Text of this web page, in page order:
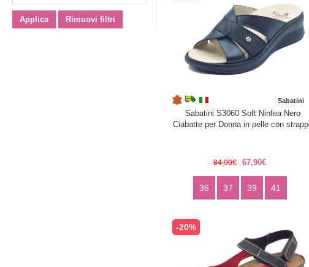
Sabatini
Sabatini S3060 Soft Ninfea Nero
Ciabatte per Donna in pelle con
84,90€ 67,90€
36 37 39 41
-20%